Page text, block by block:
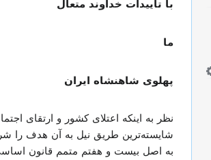
با تاییدات خداوند متعال
ما
پهلوی شاهنشاه ایران
نظر به اینکه اعتلای کشور و ارتقای
شایسته‌ترین طریق نیل به آن هدف را
به اصل بیست و هفتم متمم قانون اساسی